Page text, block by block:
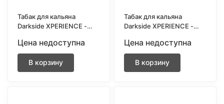
Табак для кальяна
Darkside XPERIENCE -
драже) 25 грамм
Цена недоступна
В корзину
Табак для кальяна
Darkside XPERIENCE -
малина) 25 грамм
Цена недоступна
В корзину